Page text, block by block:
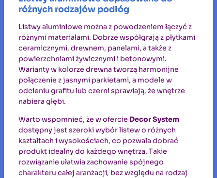
różnych rodzajów podłóg
Listwy aluminiowe można z powodzeniem łączyć z
różnymi materiałami. Dobrze współgrają z płytkami
ceramicznymi, drewnem, panelami, a także z
powierzchniami żywicznymi i betonowymi.
Warianty w kolorze drewna tworzą harmonijne
połączenie z jasnymi parkietami, a modele w
odcieniu grafitu lub czerni sprawiają, że wnętrze
nabiera głębi.
Warto wspomnieć, że w ofercie Decor System
dostępny jest szeroki wybór listew o różnych
kształtach i wysokościach, co pozwala dobrać
produkt idealny do każdego wnętrza. Takie
rozwiązanie ułatwia zachowanie spójnego
charakteru całej aranżacji, bez względu na rodzaj